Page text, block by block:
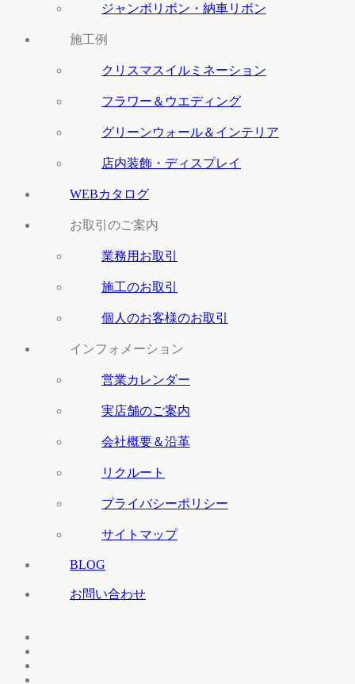
ジャンボリボン・納車リボン
施工例
クリスマスイルミネーション
フラワー＆ウエディング
グリーンウォール＆インテリア
店内装飾・ディスプレイ
WEBカタログ
お取引のご案内
業務用お取引
施工のお取引
個人のお客様のお取引
インフォメーション
営業カレンダー
実店舗のご案内
会社概要＆沿革
リクルート
プライバシーポリシー
サイトマップ
BLOG
お問い合わせ